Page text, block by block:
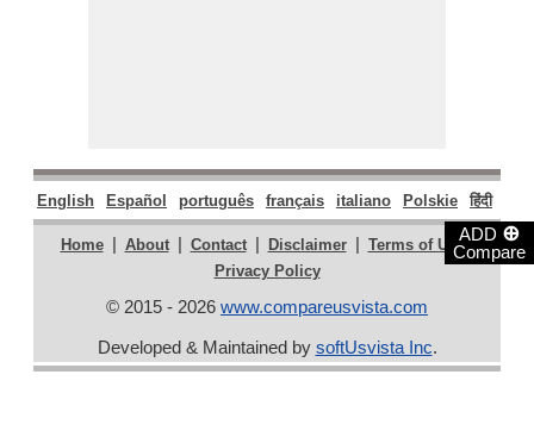
ADD ⊕
Compare
English Español português français italiano Polskie हिंदी
Home | About | Contact | Disclaimer | Terms of Use |
Privacy Policy
© 2015 - 2026 www.compareusvista.com
Developed & Maintained by softUsvista Inc.